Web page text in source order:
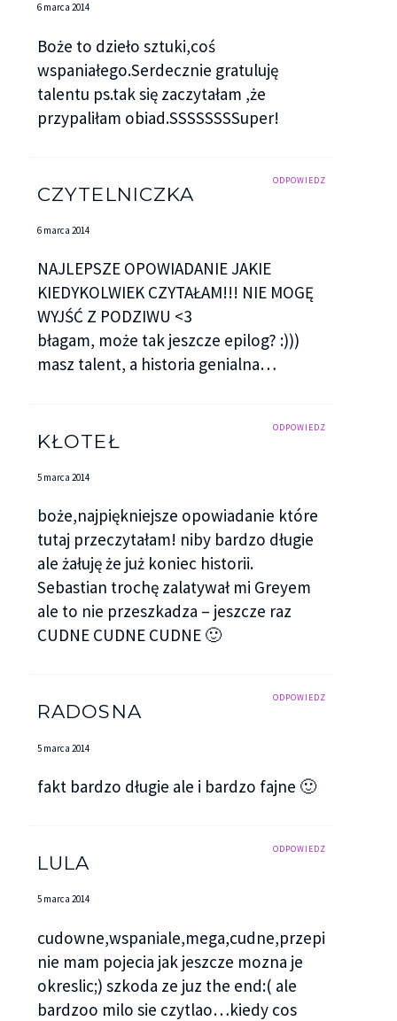
6 marca 2014
Boże to dzieło sztuki,coś
wspaniałego.Serdecznie gratuluję
talentu ps.tak się zaczytałam ,że
przypaliłam obiad.SSSSSSSSuper!
ODPOWIEDZ
CZYTELNICZKA
6 marca 2014
NAJLEPSZE OPOWIADANIE JAKIE
KIEDYKOLWIEK CZYTAŁAM!!! NIE MOGĘ
WYJŚĆ Z PODZIWU <3
błagam, może tak jeszcze epilog? :)))
masz talent, a historia genialna…
ODPOWIEDZ
KŁOTEŁ
5 marca 2014
boże,najpiękniejsze opowiadanie które
tutaj przeczytałam! niby bardzo długie
ale żałuję że już koniec historii.
Sebastian trochę zalatywał mi Greyem
ale to nie przeszkadza – jeszcze raz
CUDNE CUDNE CUDNE 🙂
ODPOWIEDZ
RADOSNA
5 marca 2014
fakt bardzo długie ale i bardzo fajne 🙂
ODPOWIEDZ
LULA
5 marca 2014
nie mam pojecia jak jeszcze mozna je
okreslic;) szkoda ze juz the end:( ale
bardzoo milo sie czytlao…kiedy cos